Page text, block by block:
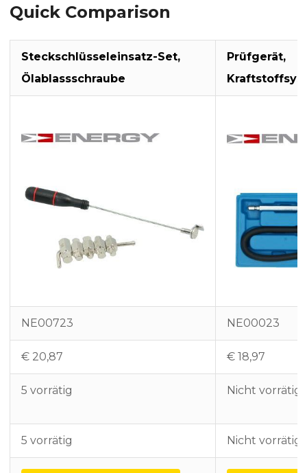
Quick Comparison
Steckschlüsseleinsatz-Set,
Ölablassschraube
Prüfgerät,
NE00723 NE00023
€ 20,87 € 18,97
5 vorrätig Nicht vorrätig
5 vorrätig Nicht vorrätig